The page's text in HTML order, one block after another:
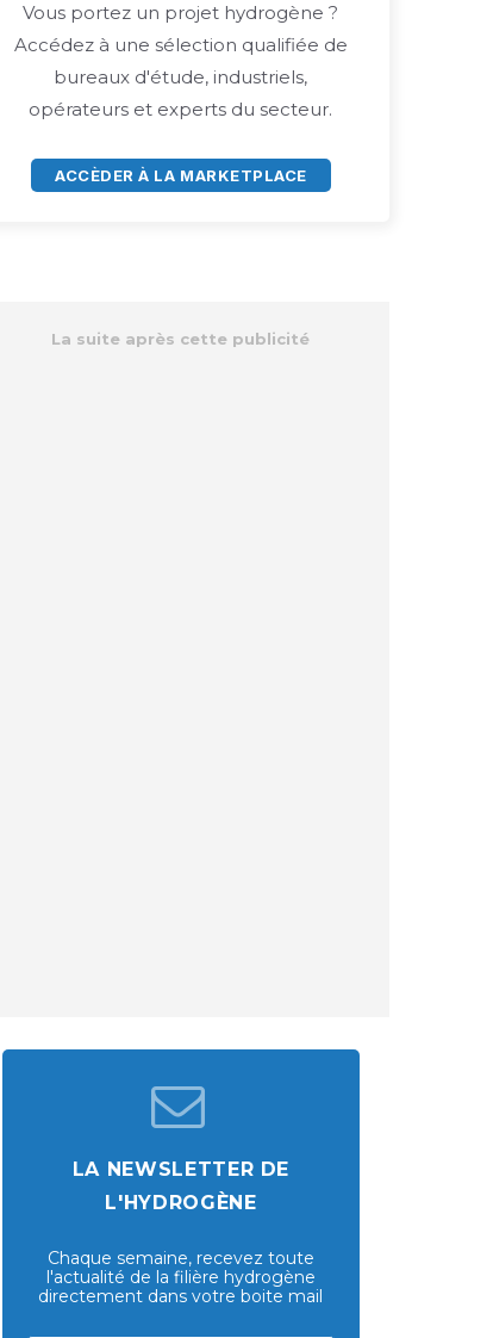
Vous portez un projet hydrogène ?
Accédez à une sélection qualifiée de
bureaux d'étude, industriels,
opérateurs et experts du secteur.
ACCÈDER À LA MARKETPLACE
LA NEWSLETTER DE
L'HYDROGÈNE
Chaque semaine, recevez toute
l'actualité de la filière hydrogène
directement dans votre boite mail